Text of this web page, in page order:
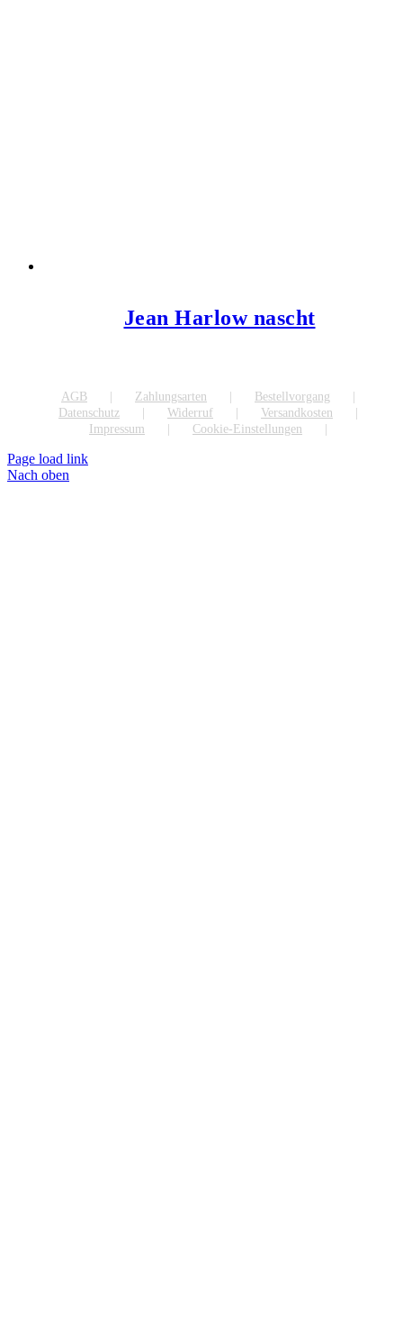
Jean Harlow nascht
AGB Zahlungsarten
Bestellvorgang
Datenschutz
Widerruf
Versandkosten
Impressum
Cookie-Einstellungen
Page load link
Nach oben